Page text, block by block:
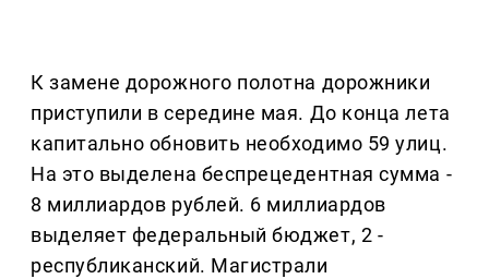
К замене дорожного полотна дорожники
приступили в середине мая. До конца лета
капитально обновить необходимо 59 улиц.
На это выделена беспрецедентная сумма -
8 миллиардов рублей. 6 миллиардов
выделяет федеральный бюджет, 2 -
республиканский. Магистрали